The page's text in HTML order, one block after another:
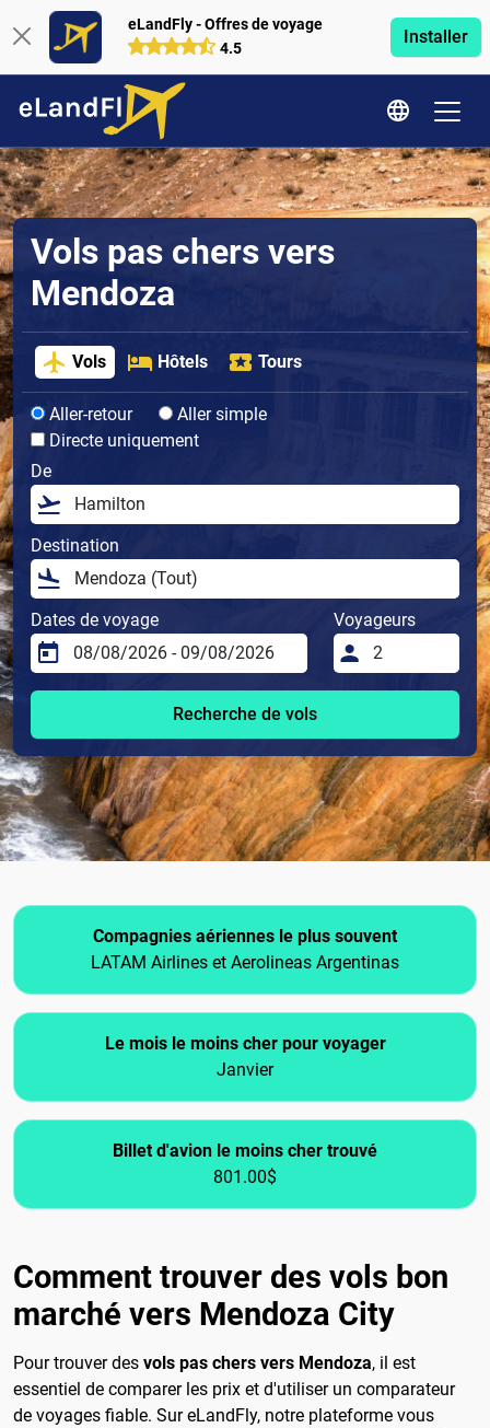
eLandFly - Offres de voyage
4.5
Installer
Vols pas chers vers
Mendoza
Vols Hôtels Tours
Aller-retour
Aller simple
Directe uniquement
De
Destination
Dates de voyage Voyageurs
Recherche de vols
Compagnies aériennes le plus souvent
LATAM Airlines et Aerolineas Argentinas
Le mois le moins cher pour voyager
Janvier
Billet d'avion le moins cher trouvé
801.00$
Comment trouver des vols bon
marché vers Mendoza City
Pour trouver des vols pas chers vers Mendoza, il est
essentiel de comparer les prix et d'utiliser un comparateur
de voyages fiable. Sur eLandFly, notre plateforme vous